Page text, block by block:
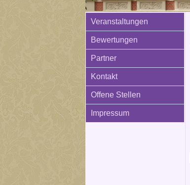
Veranstaltungen
Bewertungen
Partner
Kontakt
Offene Stellen
Impressum